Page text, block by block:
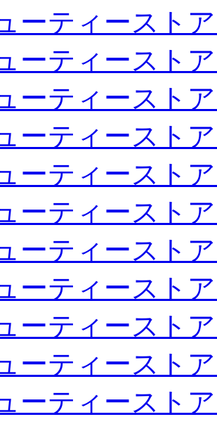
ーティースト
ーティースト
ーティースト
ーティースト
ーティースト
ーティースト
ーティースト
ーティースト
ーティースト
ーティースト
ーティースト